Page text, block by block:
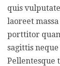
quis
laoreet
porttitor
sagittis
Pellentesque